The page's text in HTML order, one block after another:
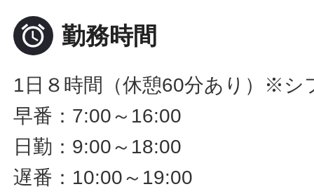
 勤務時間
1日８時間（休憩60分あり）※シ
早番：7:00～16:00
日勤：9:00～18:00
遅番：10:00～19:00